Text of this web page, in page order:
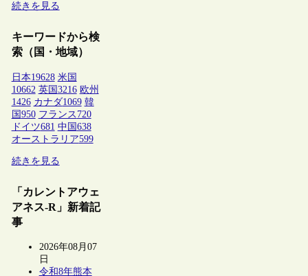
続きを見る
キーワードから検
索（国・地域）
日本19628 米国
10662 英国3216 欧州
1426 カナダ1069 韓
国950 フランス 720
ドイツ681 中国638
オーストラリア599
続きを見る
「カレントアウェ
アネス-R」新着記
事
2026年08月07
日
令和8年熊本